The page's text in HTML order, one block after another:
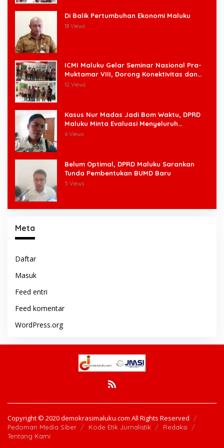
Di Balik Pertumbuhan Ekonomi Maluku
18 Views
ICMI Maluku Gelar Seminar Nasional Pra-
Muktamar VIII, Dorong Konektivitas dan
Ketahanan Pangan di Wilayah Kepulauan
12 Views
Kasus Nur Madas Jadi Bom Waktu, DPRD
Maluku Minta Evaluasi Menyeluruh
Pengangkatan Pengangkatan Pejabat
6 Views
Belum Optimal, DPRD Maluku Sarankan
5 Views
Meta
Daftar
Masuk
Feed entri
Feed komentar
WordPress.org
Copyright © 2020 demokrasimaluku.com All Rights Reserved
Pedoman Media Siber Kode Etik Jurnalistik
Redaksi
Tentang Kami